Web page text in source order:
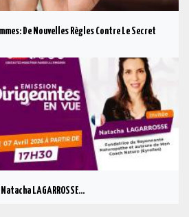
De Nouvelles Règles Contre Le Secret
LAGARROSSE...